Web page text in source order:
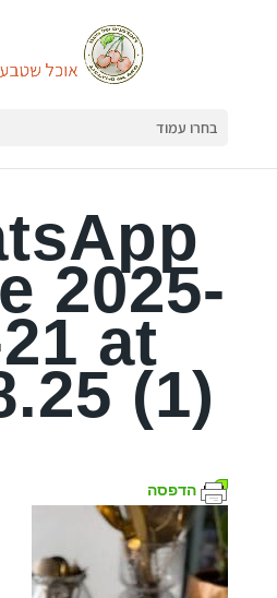
בחרו עמוד
2025-
at
(1)
הדפסה